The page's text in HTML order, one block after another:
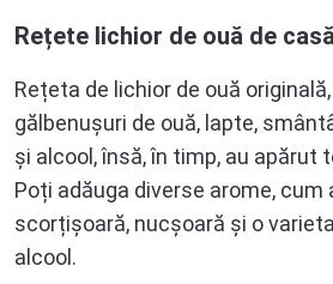
Rețete lichior de ouă de
Rețeta de lichior de ouă
gălbenușuri de ouă, lapte,
și alcool, însă, în timp, au apărut
Poți adăuga diverse arome, cum
scorțișoară, nucșoară și o
alcool.